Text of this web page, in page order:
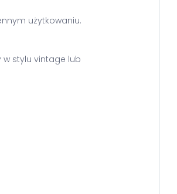
użytkowaniu.
stylu vintage lub